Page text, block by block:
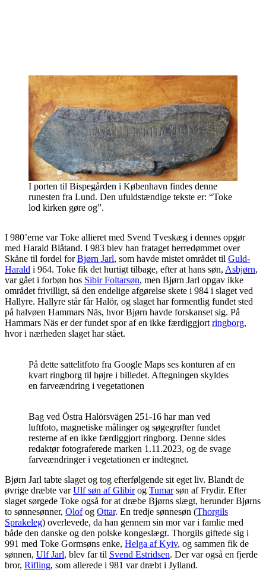
I porten til Bispegården i København findes denne
runesten fra Lund. Den ufuldstændige tekste er: “Toke
lod kirken gøre og”.
I 980’erne var Toke allieret med Svend Tveskæg i dennes opgør
med Harald Blåtand. I 983 blev han frataget herredømmet over
Skåne til fordel forBjørn Jarl, som havde mistet området til Guld-
Harald i 964. Toke fik det hurtigt tilbage, efter at hans søn, Asbjørn,
var gået i forbøn hos Sibir Foltarsøn, men Bjørn Jarl opgav ikke
området frivilligt, så den endelige afgørelse skete i 984 i slaget ved
Hallyre. Hallyre står får Halör, og slaget har formentlig fundet sted
på halvøen Hammars Näs, hvor Bjørn havde forskanset sig. På
Hammars Näs er der fundet spor af en ikke færdiggjort ringborg,
hvor i nærheden slaget har stået.
På dette sattelitfoto fra Google Maps ses konturen af en
kvart ringborg til højre i billedet. Aftegningen skyldes
en farveændring i vegetationen
Bag ved Östra Halörsvägen 251-16 har man ved
luftfoto, magnetiske målinger og søgegrøfter fundet
resterne af en ikke færdiggjort ringborg. Denne sides
redaktør fotograferede marken 1.11.2023, og de svage
farveændringer i vegetationen er indtegnet.
Bjørn Jarl tabte slaget og tog efterfølgende sit eget liv. Blandt de
øvrige dræbte varUlf søn af Glibirog Tumarsøn af Frydir. Efter
slaget sørgede Toke også for at dræbe Bjørns slægt, herunder Bjørns
to sønnesønner, Olofog Ottar. En tredje sønnesøn (Thorgils
Sprakeleg) overlevede, da han gennem sin mor var i famlie med
både den danske og den polske kongeslægt. Thorgils giftede sig i
991 med Toke Gormsøns enke, Helga af Kyiv, og sammen fik de
sønnen, Ulf Jarl, blev far til Svend Estridsen. Der var også en fjerde
bror, Rifling, som allerede i 981 var dræbt i Jylland.